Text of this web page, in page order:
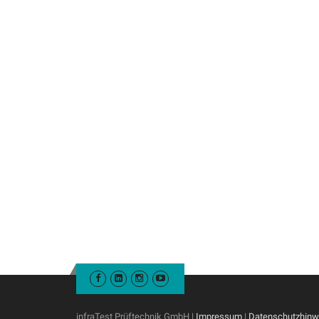
infraTest Prüftechnik GmbH | Impressum |